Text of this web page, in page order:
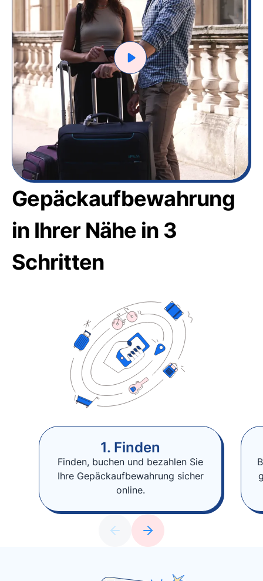
Gepäckaufbewahrung
in Ihrer Nähe in 3
Schritten
1. Finden
Finden, buchen und bezahlen Sie
Ihre Gepäckaufbewahrung sicher
online.